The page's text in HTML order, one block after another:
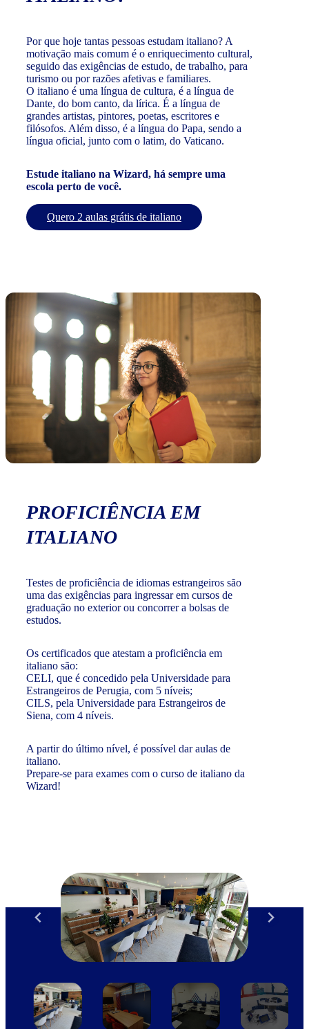
Por que hoje tantas pessoas estudam italiano? A
motivação mais comum é o enriquecimento cultural,
seguido das exigências de estudo, de trabalho, para
turismo ou por razões afetivas e familiares.
O italiano é uma língua de cultura, é a língua de
Dante, do bom canto, da lírica. É a língua de
grandes artistas, pintores, poetas, escritores e
filósofos. Além disso, é a língua do Papa, sendo a
língua oficial, junto com o latim, do Vaticano.
Estude italiano na Wizard, há sempre uma
escola perto de você.
Quero 2 aulas grátis de italiano
PROFICIÊNCIA EM
ITALIANO
Testes de proficiência de idiomas estrangeiros são
uma das exigências para ingressar em cursos de
graduação no exterior ou concorrer a bolsas de
estudos.
Os certificados que atestam a proficiência em
italiano são:
CELI, que é concedido pela Universidade para
Estrangeiros de Perugia, com 5 níveis;
CILS, pela Universidade para Estrangeiros de
Siena, com 4 níveis.
A partir do último nível, é possível dar aulas de
italiano.
Prepare-se para exames com o curso de italiano da
Wizard!